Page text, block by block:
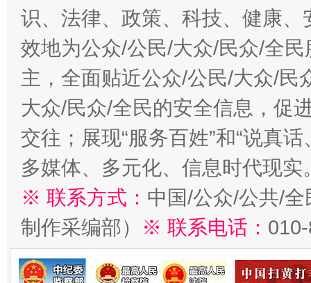
识、法律、政策、科技、健康
效地为公众/公民/大众/民众/全
主，全面贴近公众/公民/大众/民
大众/民众/全民的安全信息，促
交往；展现“服务百姓”和“说真
多媒体、多元化、信息时代现实
※ 联系方式： 中国/公众/公共/
制作采编部）
※ 联系电话：